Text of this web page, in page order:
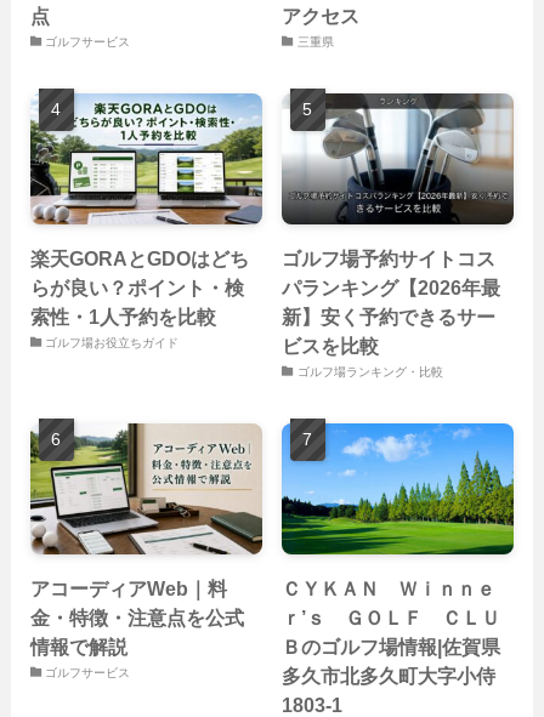
点
ゴルフサービス
アクセス
三重県
楽天GORAとGDOはどち
らが良い？ポイント・検
索性・1人予約を比較
ゴルフ場お役立ちガイド
ゴルフ場予約サイトコス
パランキング【2026年最
新】安く予約できるサー
ビスを比較
ゴルフ場ランキング・比較
アコーディアWeb｜料
金・特徴・注意点を公式
情報で解説
ゴルフサービス
ＣＹＫＡＮ Ｗｉｎｎｅ
ｒ’ｓ ＧＯＬＦ ＣＬＵ
Ｂのゴルフ場情報|佐賀県
多久市北多久町大字小侍
1803-1